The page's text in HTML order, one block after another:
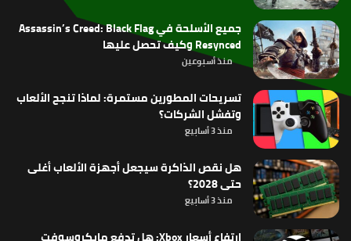
جميع الأسلحة في Assassin’s Creed: Black Flag
Resynced وكيف تحصل عليها
منذ أسبوعين
تسريحات المطورين مستمرة: لماذا تنجح الألعاب
وتفشل الشركات؟
منذ 3 أسابيع
هل نقص الذاكرة سيجعل أجهزة الألعاب أغلى
حتى 2028؟
منذ 3 أسابيع